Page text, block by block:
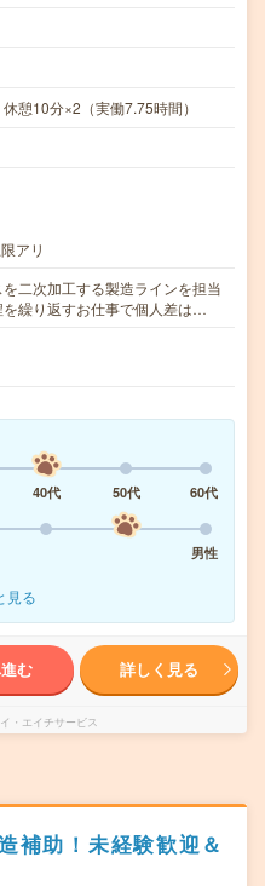
憩10分×2（実働7.75時間）
アリ
二次加工する製造ラインを担当
を繰り返すお仕事で個人差は…
40代 50代
60代
男性
見る
む 詳しく見る
・エイチサービス
補助！未経験歓迎＆